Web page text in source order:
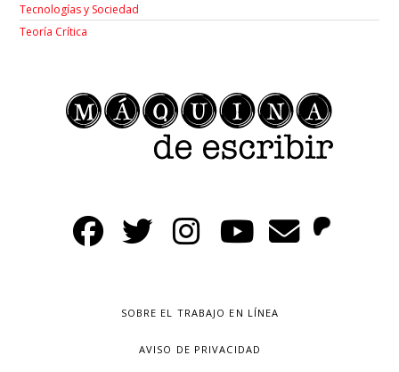
Tecnologías y Sociedad
Teoría Crítica
SOBRE EL TRABAJO EN LÍNEA
AVISO DE PRIVACIDAD